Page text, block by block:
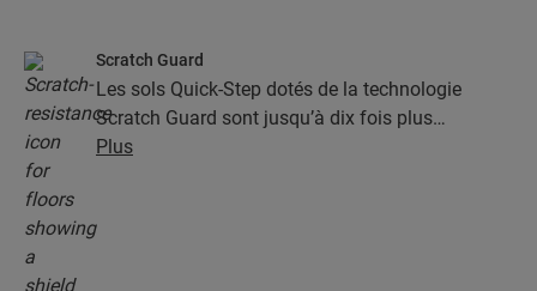
Scratch Guard
Les sols Quick-Step dotés de la technologie
Scratch Guard sont jusqu’à dix fois plus
résistants aux rayures que les autres sols.
Plus